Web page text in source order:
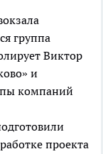
группа
Виктор
и
компаний
проекта